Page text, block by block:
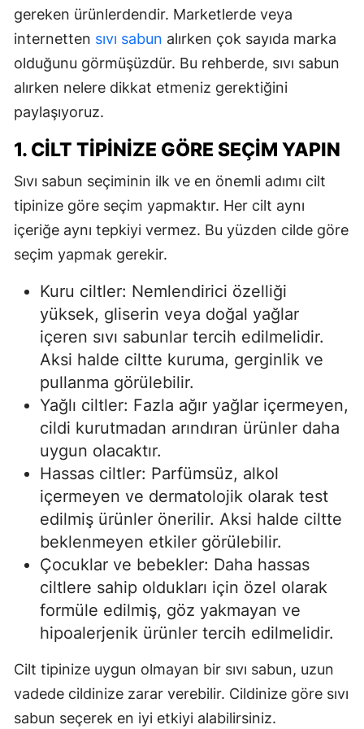
gereken ürünlerdendir. Marketlerde veya
internetten sıvı sabun alırken çok sayıda marka
olduğunu görmüşüzdür. Bu rehberde, sıvı sabun
alırken nelere dikkat etmeniz gerektiğini
paylaşıyoruz.
1. CILT TIPINIZE GÖRE SEÇIM YAPIN
Sıvı sabun seçiminin ilk ve en önemli adımı cilt
tipinize göre seçim yapmaktır. Her cilt aynı
içeriğe aynı tepkiyi vermez. Bu yüzden cilde göre
seçim yapmak gerekir.
Kuru ciltler: Nemlendirici özelliği
yüksek, gliserin veya doğal yağlar
içeren sıvı sabunlar tercih edilmelidir.
Aksi halde ciltte kuruma, gerginlik ve
pullanma görülebilir.
Yağlı ciltler: Fazla ağır yağlar içermeyen,
cildi kurutmadan arındıran ürünler daha
uygun olacaktır.
Hassas ciltler: Parfümsüz, alkol
içermeyen ve dermatolojik olarak test
edilmiş ürünler önerilir. Aksi halde ciltte
beklenmeyen etkiler görülebilir.
Çocuklar ve bebekler: Daha hassas
ciltlere sahip oldukları için özel olarak
formüle edilmiş, göz yakmayan ve
hipoalerjenik ürünler tercih edilmelidir.
Cilt tipinize uygun olmayan bir sıvı sabun, uzun
vadede cildinize zarar verebilir. Cildinize göre sıvı
sabun seçerek en iyi etkiyi alabilirsiniz.